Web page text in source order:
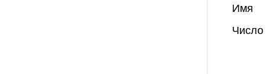
Имя
Число